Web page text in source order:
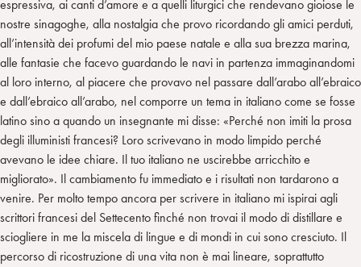
espressiva, ai canti d’amore e a quelli liturgici che rendevano gioiose le
nostre sinagoghe, alla nostalgia che provo ricordando gli amici perduti,
all’intensità dei profumi del mio paese natale e alla sua brezza marina,
alle fantasie che facevo guardando le navi in partenza immaginandomi
al loro interno, al piacere che provavo nel passare dall’arabo all’ebraico
e dall’ebraico all’arabo, nel comporre un tema in italiano come se fosse
latino sino a quando un insegnante mi disse: «Perché non imiti la prosa
degli illuministi francesi? Loro scrivevano in modo limpido perché
avevano le idee chiare. Il tuo italiano ne uscirebbe arricchito e
migliorato». Il cambiamento fu immediato e i risultati non tardarono a
venire. Per molto tempo ancora per scrivere in italiano mi ispirai agli
scrittori francesi del Settecento finché non trovai il modo di distillare e
sciogliere in me la miscela di lingue e di mondi in cui sono cresciuto. Il
percorso di ricostruzione di una vita non è mai lineare, soprattutto